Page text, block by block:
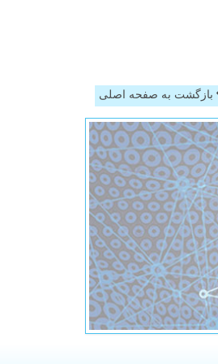
بازگشت به صفحه اصلی